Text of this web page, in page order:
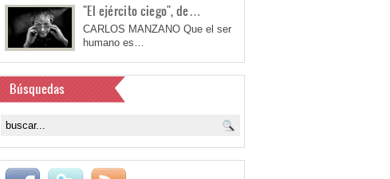
"El ejército ciego", de…
CARLOS MANZANO Que el ser
humano es…
Búsquedas